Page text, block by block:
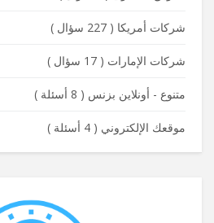
شركات أمريكا ( 227 سؤال )
شركات الإمارات ( 17 سؤال )
متنوع - أونلاين بزنس ( 8 أسئلة )
موقعك الإلكتروني ( 4 أسئلة )